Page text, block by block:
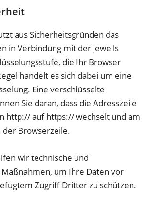
aus Sicherheitsgründen das
in Verbindung mit der jeweils
die Ihr Browser
handelt es sich dabei um eine
Eine verschlüsselte
Sie daran, dass die Adresszeile
http:// auf https:// wechselt und am
der Browserzeile.
wir technische und
um Ihre Daten vor
Zugriff Dritter zu schützen.